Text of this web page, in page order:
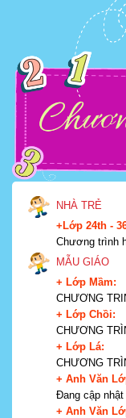
NHÀ TRẺ
+Lớp 24th -
Chương trình
MẪU GIÁO
+ Lớp Mầm:
CHƯƠNG
+ Lớp Chồi:
CHƯƠNG
+ Lớp Lá:
CHƯƠNG
+ Anh Văn
Đang cập nhật
+ Anh Văn